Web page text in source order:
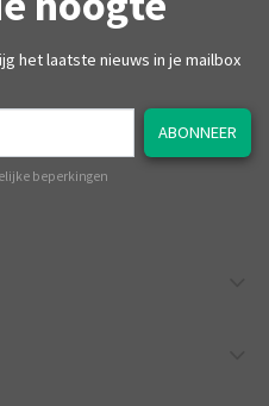
het laatste nieuws in je mailbox
ABONNEER
beperkingen